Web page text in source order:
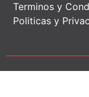
Terminos y
Politicas y